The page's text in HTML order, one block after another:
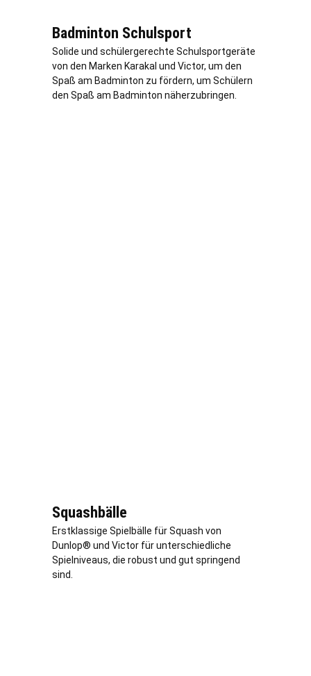
Badminton Schulsport
Solide und schülergerechte Schulsportgeräte
von den Marken Karakal und Victor, um den
Spaß am Badminton zu fördern, um Schülern
den Spaß am Badminton näherzubringen.
Squashbälle
Erstklassige Spielbälle für Squash von
Dunlop® und Victor für unterschiedliche
Spielniveaus, die robust und gut springend
sind.